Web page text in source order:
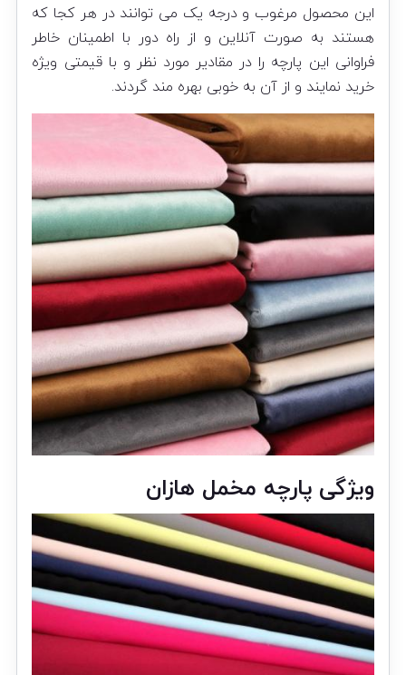
این محصول مرغوب و درجه یک می توانند در هر کجا که
هستند به صورت آنلاین و از راه دور با اطمینان خاطر
فراوانی این پارچه را در مقادیر مورد نظر و با قیمتی ویژه
خرید نمایند و از آن به خوبی بهره مند گردند.
ویژگی پارچه مخمل هازان